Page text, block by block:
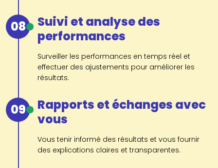
08
Suivi et analyse des
performances
Surveiller les performances en temps réel et
effectuer des ajustements pour améliorer les
résultats.
09
Rapports et échanges avec
vous
Vous tenir informé des résultats et vous fournir
des explications claires et transparentes.